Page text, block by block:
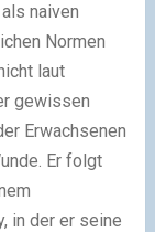
naiven
Normen
laut
gewissen
Erwachsenen
Er folgt
in der er seine